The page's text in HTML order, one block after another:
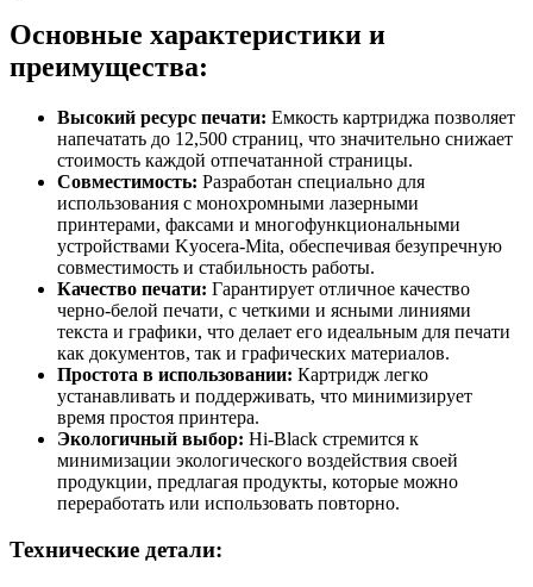
Основные характеристики и
преимущества:
Высокий ресурс печати: Емкость картриджа позволяет
напечатать до 12,500 страниц, что значительно снижает
стоимость каждой отпечатанной страницы.
Совместимость: Разработан специально для
использования с монохромными лазерными
принтерами, факсами и многофункциональными
устройствами Kyocera-Mita, обеспечивая безупречную
совместимость и стабильность работы.
Качество печати: Гарантирует отличное качество
черно-белой печати, с четкими и ясными линиями
текста и графики, что делает его идеальным для печати
как документов, так и графических материалов.
Простота в использовании: Картридж легко
устанавливать и поддерживать, что минимизирует
время простоя принтера.
Экологичный выбор: Hi-Black стремится к
минимизации экологического воздействия своей
продукции, предлагая продукты, которые можно
переработать или использовать повторно.
Технические детали: